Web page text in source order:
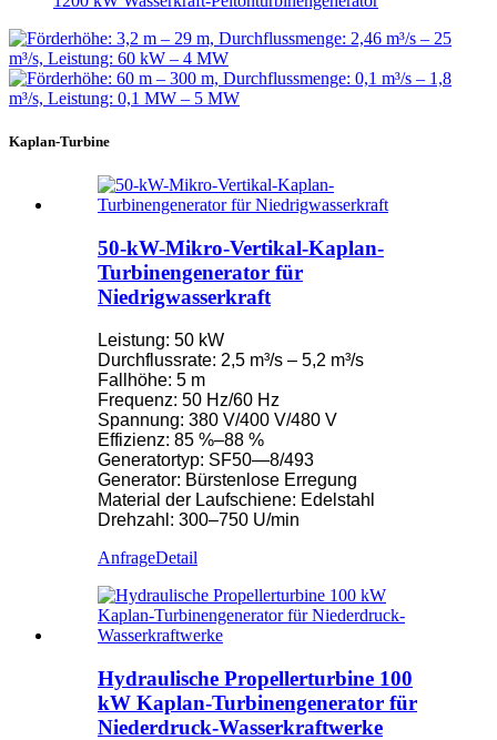
Kaplan-Turbine
50-kW-Mikro-Vertikal-Kaplan-
Turbinengenerator für
Niedrigwasserkraft
Leistung: 50 kW
Durchflussrate: 2,5 m³/s – 5,2 m³/s
Fallhöhe: 5 m
Frequenz: 50 Hz/60 Hz
Spannung: 380 V/400 V/480 V
Effizienz: 85 %–88 %
Generatortyp: SF50—8/493
Generator: Bürstenlose Erregung
Material der Laufschiene: Edelstahl
Drehzahl: 300–750 U/min
AnfrageDetail
Hydraulische Propellerturbine 100
kW Kaplan-Turbinengenerator für
Niederdruck-Wasserkraftwerke